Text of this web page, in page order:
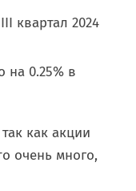
квартал 2024
на 0.25% в
как акции
очень много,